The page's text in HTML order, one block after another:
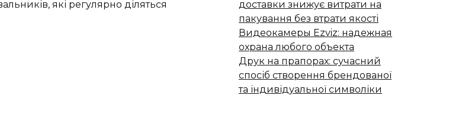
які регулярно діляться
доставки знижує витрати на
пакування без втрати якості
Видеокамеры Ezviz: надежная
охрана любого объекта
Друк на прапорах: сучасний
спосіб створення брендованої
та індивідуальної символіки